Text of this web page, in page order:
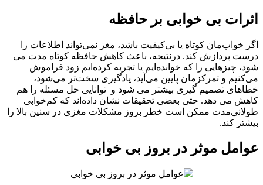
اثرات بی خوابی بر حافظه
اگر خواب‌مان کوتاه یا بی‌کیفیت باشد، مغز نمی‌تواند اطلاعات را
درست پردازش کند. درنتیجه، باعث کاهش حافظه کوتاه‌ مدت می
شود، چیزهایی را که خوانده‌ایم یا تجربه کرده‌ایم زود فراموش
می‌کنیم و تمرکزمان پایین می‌آید، یادگیری سخت‌تر می‌شود،
خطاهای تصمیم‌ گیری بیشتر می شود و توانایی حل مسئله را هم
کاهش می دهد. حتی بعضی تحقیقات نشان داده‌اند که کم‌خوابی
طولانی‌مدت ممکن است خطر بروز مشکلات مغزی در سنین بالا را
بیشتر کند.
عوامل موثر در بروز بی خوابی